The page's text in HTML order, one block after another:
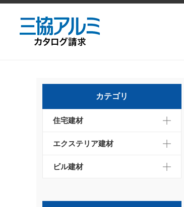
カテゴリ
住宅建材
エクステリア建材
ビル建材